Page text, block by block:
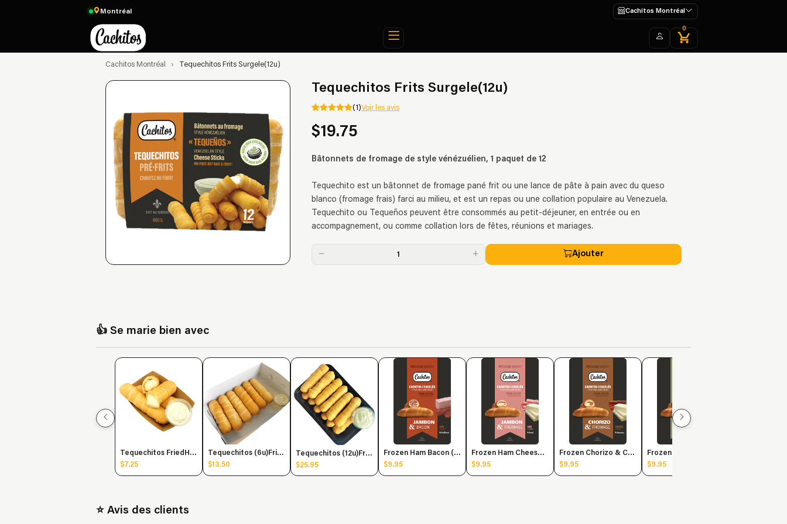
Montréal Cachitos Montréal
0
Cachitos Montréal › Tequechitos Frits Surgele(12u)
Tequechitos Frits Surgele(12u)
(1)Voir les avis
$19.75
Bâtonnets de fromage de style vénézuélien, 1 paquet de 12
Tequechito est un bâtonnet de fromage pané frit ou une lance de pâte à pain avec du queso
blanco (fromage frais) farci au milieu, et est un repas ou une collation populaire au Venezuela.
Tequechito ou Tequeños peuvent être consommés au petit-déjeuner, en entrée ou en
accompagnement, ou comme collation lors de fêtes, réunions et mariages.
− 1 + Ajouter
👍 Se marie bien avec
Tequechitos FriedHot (3u)
$7.25
Tequechitos (6u)FriedHot
$13.50
Tequechitos (12u)FriedHot
$25.95
Frozen Ham Bacon (2u)
$9.95
Frozen Ham Cheese (2u)
$9.95
Frozen Chorizo & Cheese(2u)
$9.95
Frozen Spinach (2u)
$9.95
⭐ Avis des clients